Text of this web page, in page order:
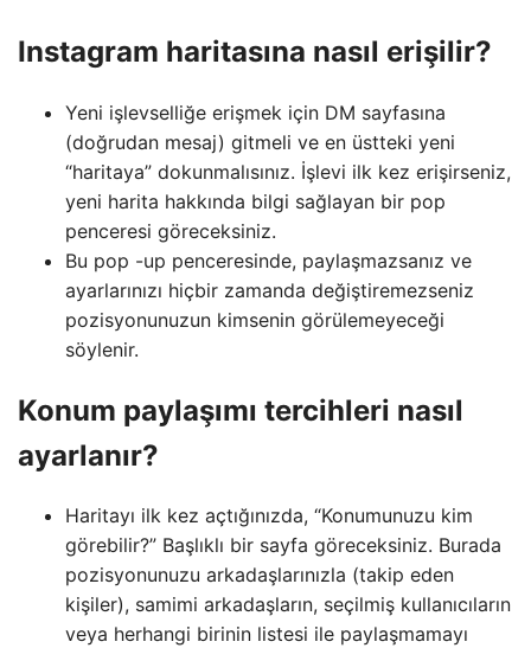
Instagram haritasına nasıl erişilir?
Yeni işlevselliğe erişmek için DM sayfasına
(doğrudan mesaj) gitmeli ve en üstteki yeni
“haritaya” dokunmalısınız. İşlevi ilk kez erişirseniz,
yeni harita hakkında bilgi sağlayan bir pop
penceresi göreceksiniz.
Bu pop -up penceresinde, paylaşmazsanız ve
ayarlarınızı hiçbir zamanda değiştiremezseniz
pozisyonunuzun kimsenin görülemeyeceği
söylenir.
Konum paylaşımı tercihleri nasıl
ayarlanır?
Haritayı ilk kez açtığınızda, “Konumunuzu kim
görebilir?” Başlıklı bir sayfa göreceksiniz. Burada
pozisyonunuzu arkadaşlarınızla (takip eden
kişiler), samimi arkadaşların, seçilmiş kullanıcıların
veya herhangi birinin listesi ile paylaşmamayı